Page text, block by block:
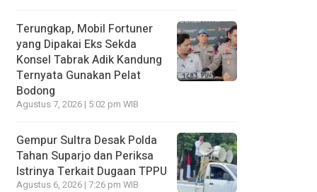
Terungkap, Mobil Fortuner
yang Dipakai Eks Sekda
Konsel Tabrak Adik Kandung
Ternyata Gunakan Pelat
Bodong
Agustus 7, 2026 | 5:02 pm WIB
Gempur Sultra Desak Polda
Tahan Suparjo dan Periksa
Istrinya Terkait Dugaan TPPU
Agustus 6, 2026 | 7:26 pm WIB